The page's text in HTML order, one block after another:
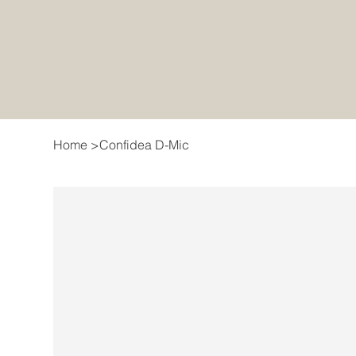
Home >Confidea D-Mic